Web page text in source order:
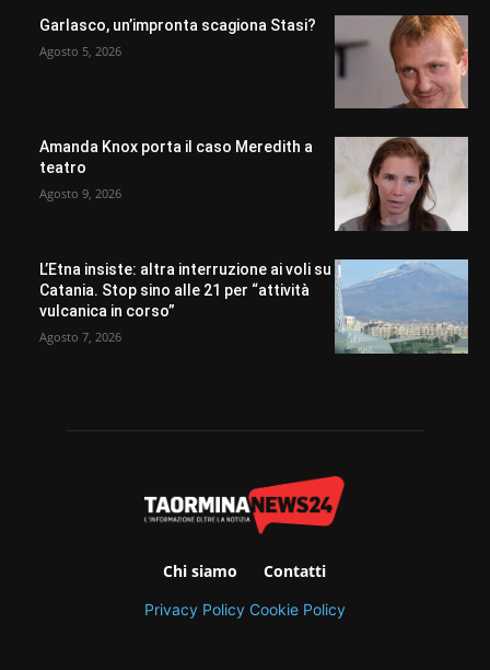
Garlasco, un’impronta scagiona Stasi?
Agosto 5, 2026
Amanda Knox porta il caso Meredith a
teatro
Agosto 9, 2026
L’Etna insiste: altra interruzione ai voli su
Catania. Stop sino alle 21 per “attività
vulcanica in corso”
Agosto 7, 2026
Chi siamo Contatti
Privacy Policy Cookie Policy